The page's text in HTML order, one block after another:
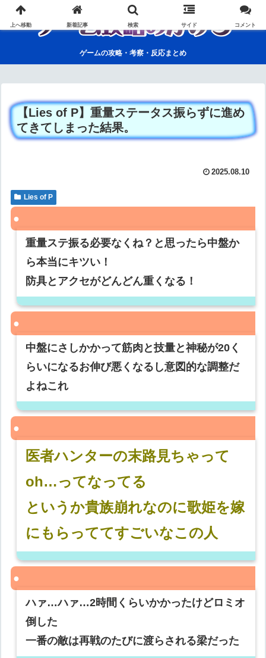
ゲームの攻略・考察・反応まとめ
【Lies of P】重量ステータス振らずに進め
てきてしまった結果。
2025.08.10
Lies of P
重量ステ振る必要なくね？と思ったら中盤か
ら本当にキツい！
防具とアクセがどんどん重くなる！
中盤にさしかかって筋肉と技量と神秘が20く
らいになるお伸び悪くなるし意図的な調整だ
よねこれ
医者ハンターの末路見ちゃって
oh…ってなってる
というか貴族崩れなのに歌姫を嫁
にもらっててすごいなこの人
ハァ…ハァ…2時間くらいかかったけどロミオ
倒した
一番の敵は再戦のたびに渡らされる梁だった
上へ移動 新着記事 検索 サイド コメント